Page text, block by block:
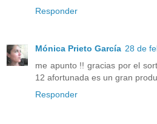
Responder
Mónica Prieto García 28 de
me apunto !! gracias por el
12 afortunada es un gran
Responder